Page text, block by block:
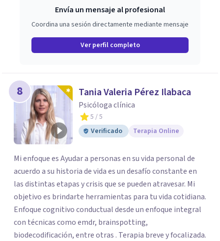
Envía un mensaje al profesional
Coordina una sesión directamente mediante mensaje
Ver perfil completo
8 Tania Valeria Pérez Ilabaca
Psicóloga clínica
5 / 5
Verificado
Terapia Online
Mi enfoque es Ayudar a personas en su vida personal de
acuerdo a su historia de vida es un desafío constante en
las distintas etapas y crisis que se pueden atravesar. Mi
objetivo es brindarte herramientas para tu vida cotidiana.
Enfoque cognitivo conductual desde un enfoque integral
con técnicas como emdr, brainspotting,
biodecodificación, entre otras . Terapia breve y focalizada.